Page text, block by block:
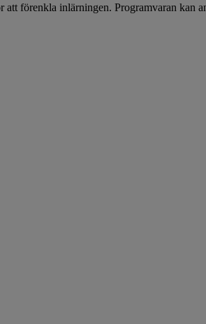
förenkla inlärningen. Programvaran